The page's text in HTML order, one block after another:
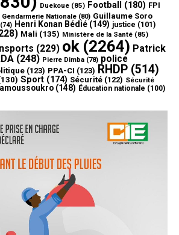
Duekoue(85) Football (180) FPI
Gendarmerie Nationale(80) Guillaume Soro
Henri Konan Bédié(149) justice (101)
Mali (135) Ministère de la Santé(85)
(229) ok(2264) Patrick
(248) Pierre Dimba(78) police
(123) PPA-CI (123) RHDP(514)
Sport(174) Sécurité(122) Sécurité
(148) Éducation nationale (100)